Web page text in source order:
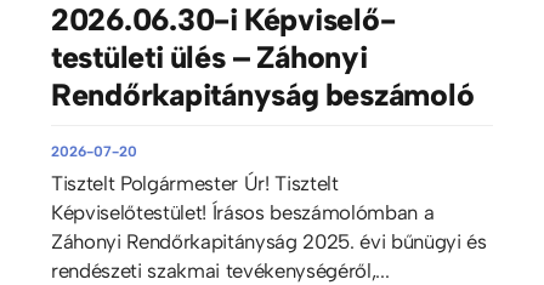
2026.06.30-i Képviselő-
testületi ülés – Záhonyi
Rendőrkapitányság beszámoló
2026-07-20
Tisztelt Polgármester Úr! Tisztelt
Képviselőtestület! Írásos beszámolómban a
Záhonyi Rendőrkapitányság 2025. évi bűnügyi és
rendészeti szakmai tevékenységéről,...